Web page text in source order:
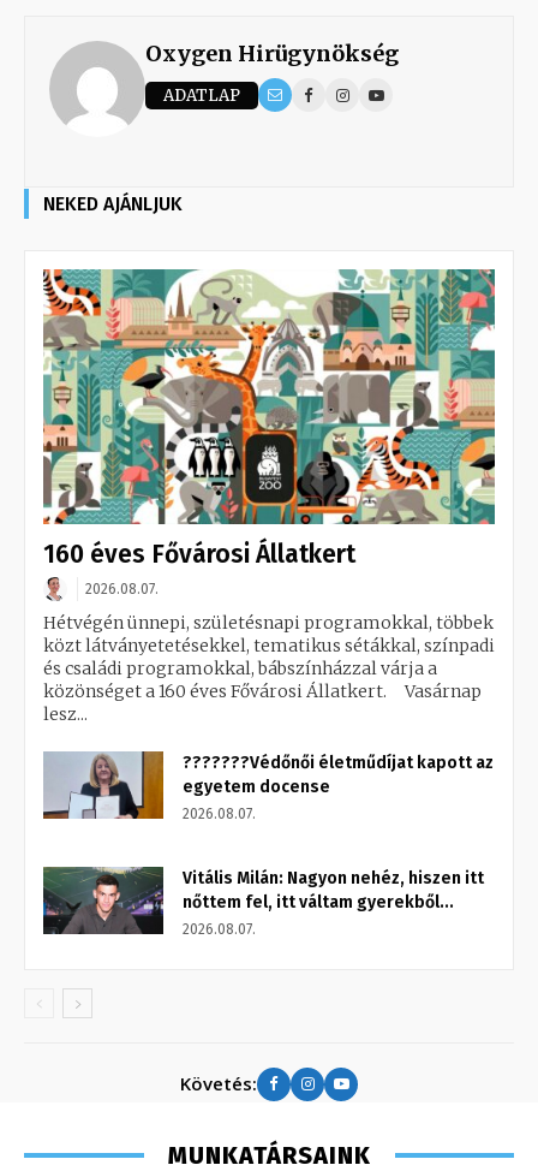
Oxygen Hirügynökség
ADATLAP
NEKED AJÁNLJUK
160 éves Fővárosi Állatkert
2026.08.07.
Hétvégén ünnepi, születésnapi programokkal, többek
közt látványetetésekkel, tematikus sétákkal, színpadi
és családi programokkal, bábszínházzal várja a
közönséget a 160 éves Fővárosi Állatkert. Vasárnap
lesz...
???????Védőnői életműdíjat kapott az
egyetem docense
2026.08.07.
Vitális Milán: Nagyon nehéz, hiszen itt
nőttem fel, itt váltam gyerekből...
2026.08.07.
Követés:
MUNKATÁRSAINK